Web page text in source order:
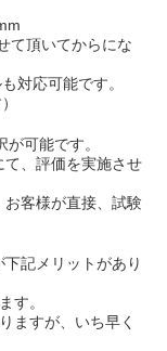
て頂いてからにな
対応可能です。
可能です。
て、評価を実施させ
お客様が直接、試験
記メリットがあり
す。
ますが、いち早く